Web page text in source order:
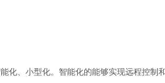
、小型化。智能化的能够实现远程控制